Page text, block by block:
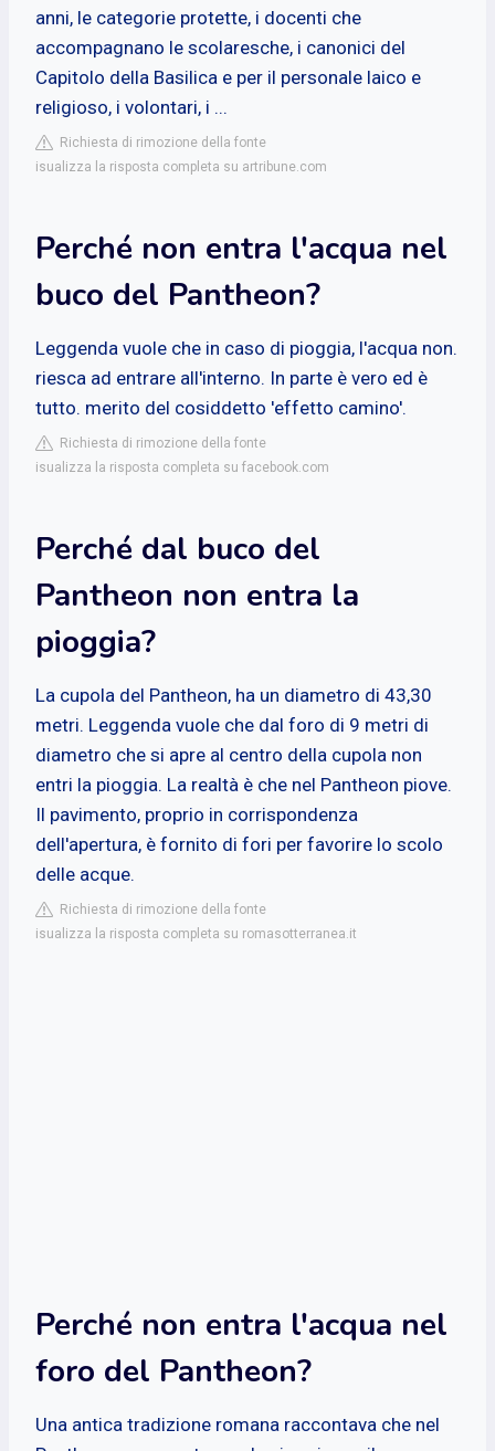
anni, le categorie protette, i docenti che
accompagnano le scolaresche, i canonici del
Capitolo della Basilica e per il personale laico e
religioso, i volontari, i ...
Richiesta di rimozione della fonte
isualizza la risposta completa su artribune.com
Perché non entra l'acqua nel
buco del Pantheon?
Leggenda vuole che in caso di pioggia, l'acqua non.
riesca ad entrare all'interno. In parte è vero ed è
tutto. merito del cosiddetto 'effetto camino'.
Richiesta di rimozione della fonte
isualizza la risposta completa su facebook.com
Perché dal buco del
Pantheon non entra la
pioggia?
La cupola del Pantheon, ha un diametro di 43,30
metri. Leggenda vuole che dal foro di 9 metri di
diametro che si apre al centro della cupola non
entri la pioggia. La realtà è che nel Pantheon piove.
Il pavimento, proprio in corrispondenza
dell'apertura, è fornito di fori per favorire lo scolo
delle acque.
Richiesta di rimozione della fonte
isualizza la risposta completa su romasotterranea.it
Perché non entra l'acqua nel
foro del Pantheon?
Una antica tradizione romana raccontava che nel